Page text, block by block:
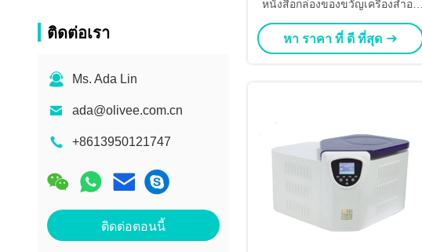
ติดต่อเรา
Ms. Ada Lin
ada@olivee.com.cn
+8613950121747
ติดต่อตอนนี้
หนังสือกล่องของขวัญเครื่องสําอา
งกล่องกระดาษแม่เหล็กสําหรับการ
ดูแลผิว กระป๋องเครื่องสําอางที่มี
หา ราคา ที่ ดี ที่สุด